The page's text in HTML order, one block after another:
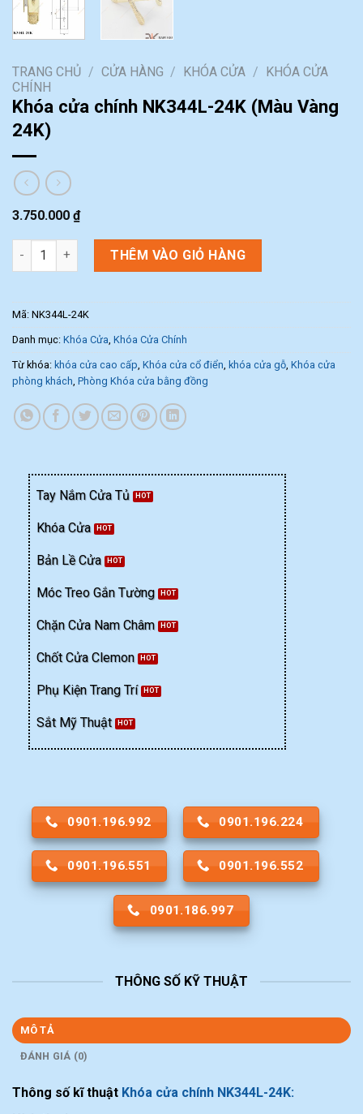
TRANG CHỦ / CỬA HÀNG / KHÓA CỬA /
KHÓA CỬA
CHÍNH
Khóa cửa chính NK344L-24K (Màu Vàng
24K)
3.750.000 ₫
Khóa cửa chính NK344L-24K (Màu Vàng 24K) số lượng
THÊM VÀO GIỎ HÀNG
Mã: NK344L-24K
Danh mục: Khóa Cửa Khóa Cửa Chính
Từ khóa: khóa cửa cao cấp Khóa cửa cổ điển khóa cửa gỗ Khóa cửa
phòng khách Phòng Khóa cửa bằng đồng
Tay Nắm Cửa Tủ
Khóa Cửa
Bản Lề Cửa
Móc Treo Gắn Tường
Chặn Cửa Nam Châm
Chốt Cửa Clemon
Phụ Kiện Trang Trí
Sắt Mỹ Thuật
0901.196.992 0901.196.224
0901.196.551 0901.196.552
0901.186.997
THÔNG SỐ KỸ THUẬT
MÔ TẢ
ĐÁNH GIÁ (0)
Thông số kĩ thuật Khóa cửa chính NK344L-24K: